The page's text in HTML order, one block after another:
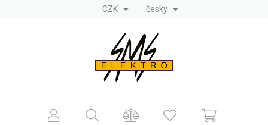
CZK česky